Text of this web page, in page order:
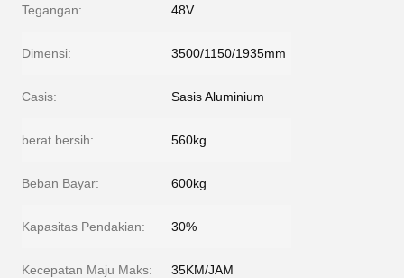
Tegangan: 48V
Dimensi: 3500/1150/1935mm
Casis: Sasis Aluminium
berat bersih: 560kg
Beban Bayar: 600kg
Kapasitas Pendakian: 30%
Kecepatan Maju Maks: 35KM/JAM